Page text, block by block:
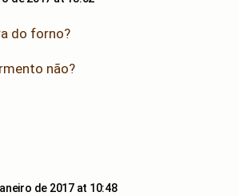
do forno?
não?
de 2017 at 10:48